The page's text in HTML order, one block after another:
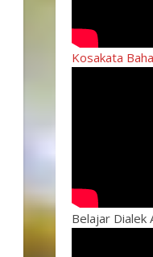
Kosakata
Belajar Dialek